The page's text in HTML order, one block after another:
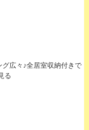
グ広々♪全居室収納付きで
る